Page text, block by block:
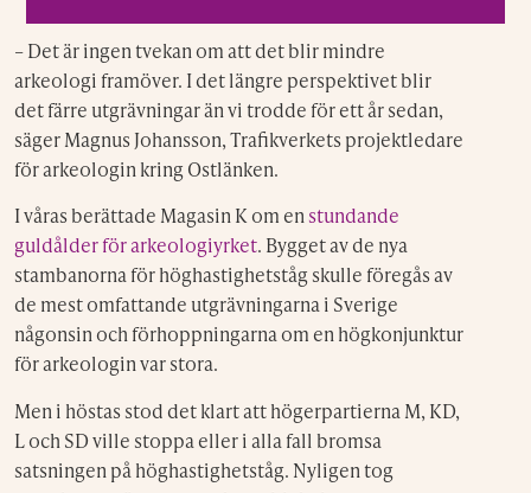
– Det är ingen tvekan om att det blir mindre
arkeologi framöver. I det längre perspektivet blir
det färre utgrävningar än vi trodde för ett år sedan,
säger Magnus Johansson, Trafikverkets projektledare
för arkeologin kring Ostlänken.
I våras berättade Magasin K om enstundande
guldålder för arkeologiyrket. Bygget av de nya
stambanorna för höghastighetståg skulle föregås av
de mest omfattande utgrävningarna i Sverige
någonsin och förhoppningarna om en högkonjunktur
för arkeologin var stora.
Men i höstas stod det klart att högerpartierna M, KD,
L och SD ville stoppa eller i alla fall bromsa
satsningen på höghastighetståg. Nyligen tog